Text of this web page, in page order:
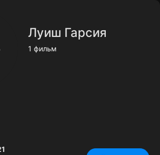
Луиш Гарсия
1 фильм
соглашение
Открыть приложение